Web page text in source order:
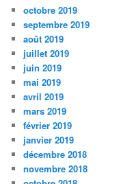
octobre 2019
septembre 2019
août 2019
juillet 2019
juin 2019
mai 2019
avril 2019
mars 2019
février 2019
janvier 2019
décembre 2018
novembre 2018